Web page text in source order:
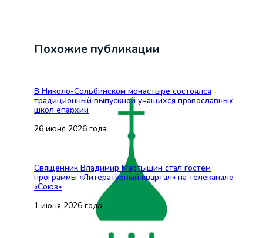
Похожие публикации
В Николо-Сольбинском монастыре состоялся
традиционный выпускной учащихся православных
школ епархии
26 июня 2026 года
Священник Владимир Мартышин стал гостем
программы «Литературный квартал» на телеканале
«Союз»
1 июня 2026 года